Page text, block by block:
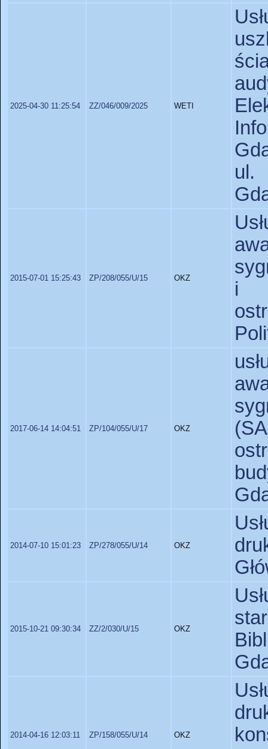
2025-04-30 11:25:54 ZZ/046/009/2025 WETI
ul.
2015-07-01 15:25:43 ZP/208/055/U/15 OKZ
i
2017-06-14 14:04:51 ZP/104/055/U/17 OKZ
2014-07-10 15:01:23 ZP/278/055/U/14 OKZ
2015-10-21 09:30:34 ZZ/2/030/U/15 OKZ
2014-04-16 12:03:11 ZP/158/055/U/14 OKZ